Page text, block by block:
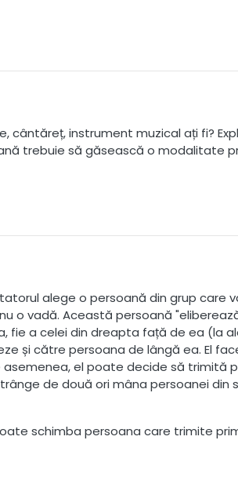
cântăreț, instrument muzical ați fi?
trebuie să găsească o modalitate
alege o persoană din grup care
o vadă. Această persoană
fie a celei din dreapta față de ea (la
și către persoana de lângă ea. El
el poate decide să trimită
de două ori mâna persoanei din
schimba persoana care trimite